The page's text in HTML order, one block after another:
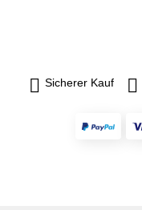
Sicherer Kauf